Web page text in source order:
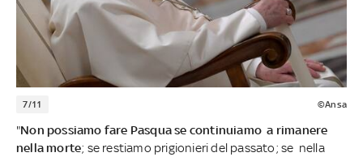
7/11 ©Ansa
"Non possiamo fare Pasqua se continuiamo a rimanere
nella morte; se restiamo prigionieri del passato; se nella